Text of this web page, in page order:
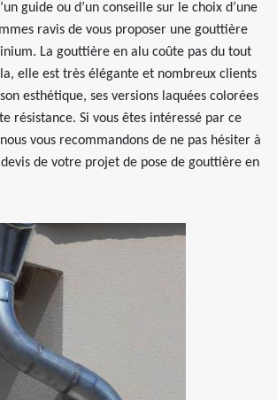
guide ou d’un conseille sur le choix d’une
ravis de vous proposer une gouttière
La gouttière en alu coûte pas du tout
elle est très élégante et nombreux clients
esthétique, ses versions laquées colorées
résistance. Si vous êtes intéressé par ce
vous recommandons de ne pas hésiter à
de votre projet de pose de gouttière en